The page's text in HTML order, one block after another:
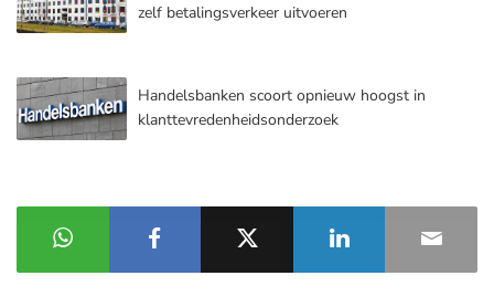
zelf betalingsverkeer uitvoeren
Handelsbanken scoort opnieuw hoogst in
klanttevredenheidsonderzoek